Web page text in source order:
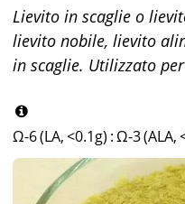
Lievito in scaglie o
lievito nobile, lievito
in scaglie. Utilizzato
Ω-6 (LA, <0.1g) :Ω-3 (ALA,